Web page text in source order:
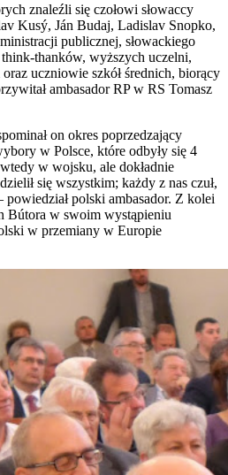
znaleźli się czołowi słowaccy
Kusý, Ján Budaj, Ladislav Snopko,
publicznej, słowackiego
thanków, wyższych uczelni,
uczniowie szkół średnich, biorący
ambasador RP w RS Tomasz
on okres poprzedzający
w Polsce, które odbyły się 4
w wojsku, ale dokładnie
się wszystkim; każdy z nas czuł,
powiedział polski ambasador. Z kolei
Bútora w swoim wystąpieniu
w przemiany w Europie